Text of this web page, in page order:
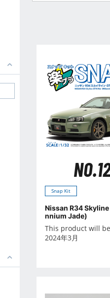
Snap Kit
Nissan R34
nnium Jade)
This product will
2024年3月